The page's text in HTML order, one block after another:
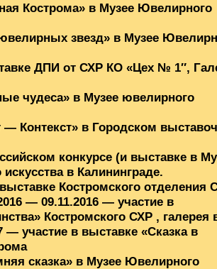
Кострома» в Музее Ювелирного
звезд» в Музее
ДПИ от СХР КО «Цех № 1″,
чудеса» в Музее ювелирного
— Контекст» в Городском
конкурсе (и выставке в
в Калининграде.
Костромского отделения
— 09.11.2016 — участие в
Костромского СХР , галерея
участие в выставке «Сказка в
сказка» в Музее Ювелирного